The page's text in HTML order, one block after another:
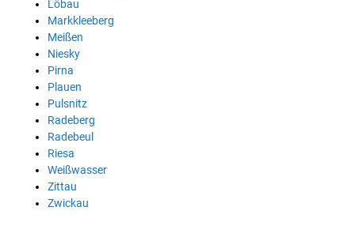
Löbau
Markkleeberg
Meißen
Niesky
Pirna
Plauen
Pulsnitz
Radeberg
Radebeul
Riesa
Weißwasser
Zittau
Zwickau